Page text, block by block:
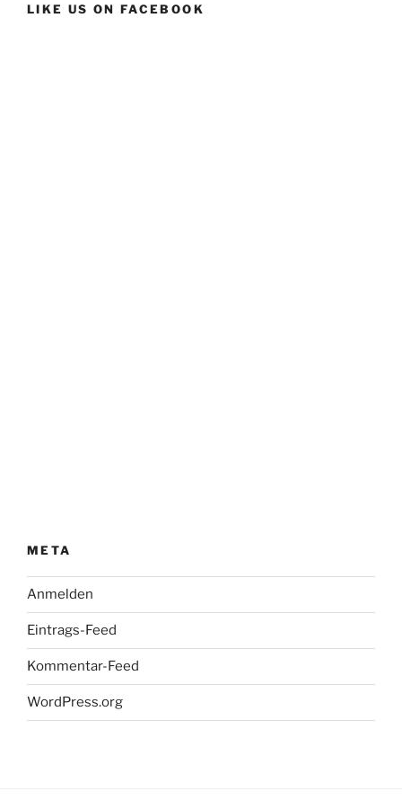
LIKE US ON FACEBOOK
META
Anmelden
Eintrags-Feed
Kommentar-Feed
WordPress.org